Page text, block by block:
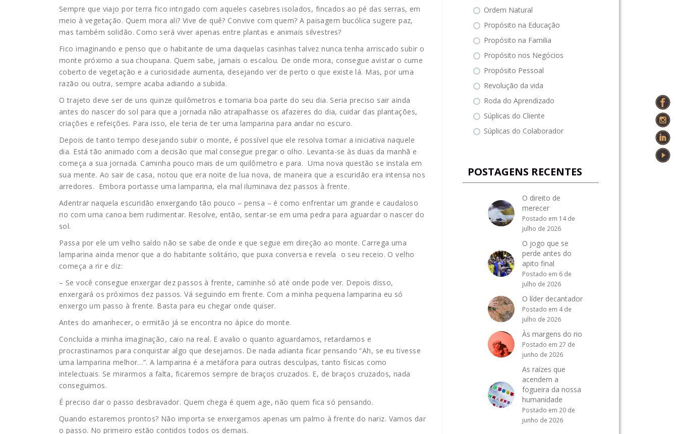
Sempre que viajo por terra fico intrigado com aqueles casebres isolados, fincados ao pé das serras, em
meio à vegetação. Quem mora ali? Vive de quê? Convive com quem? A paisagem bucólica sugere paz,
mas também solidão. Como será viver apenas entre plantas e animais silvestres?
Fico imaginando e penso que o habitante de uma daquelas casinhas talvez nunca tenha arriscado subir o
monte próximo a sua choupana. Quem sabe, jamais o escalou. De onde mora, consegue avistar o cume
coberto de vegetação e a curiosidade aumenta, desejando ver de perto o que existe lá. Mas, por uma
razão ou outra, sempre acaba adiando a subida.
O trajeto deve ser de uns quinze quilômetros e tomaria boa parte do seu dia. Seria preciso sair ainda
antes do nascer do sol para que a jornada não atrapalhasse os afazeres do dia, cuidar das plantações,
criações e refeições. Para isso, ele teria de ter uma lamparina para andar no escuro.
Depois de tanto tempo desejando subir o monte, é possível que ele resolva tomar a iniciativa naquele
dia. Está tão animado com a decisão que mal consegue pregar o olho. Levanta-se às duas da manhã e
começa a sua jornada. Caminha pouco mais de um quilômetro e para. Uma nova questão se instala em
sua mente. Ao sair de casa, notou que era noite de lua nova, de maneira que a escuridão era intensa nos
arredores. Embora portasse uma lamparina, ela mal iluminava dez passos à frente.
Adentrar naquela escuridão enxergando tão pouco – pensa – é como enfrentar um grande e caudaloso
rio com uma canoa bem rudimentar. Resolve, então, sentar-se em uma pedra para aguardar o nascer do
sol.
Passa por ele um velho saído não se sabe de onde e que segue em direção ao monte. Carrega uma
lamparina ainda menor que a do habitante solitário, que puxa conversa e revela o seu receio. O velho
começa a rir e diz:
– Se você consegue enxergar dez passos à frente, caminhe só até onde pode ver. Depois disso,
enxergará os próximos dez passos. Vá seguindo em frente. Com a minha pequena lamparina eu só
enxergo um passo à frente. Basta para eu chegar onde quiser.
Antes do amanhecer, o ermitão já se encontra no ápice do monte.
Concluída a minha imaginação, caio na real. E avalio o quanto aguardamos, retardamos e
procrastinamos para conquistar algo que desejamos. De nada adianta ficar pensando “Ah, se eu tivesse
uma lamparina melhor…”. A lamparina é a metáfora para outras desculpas, tanto físicas como
intelectuais. Se mirarmos a falta, ficaremos sempre de braços cruzados. E, de braços cruzados, nada
conseguimos.
É preciso dar o passo desbravador. Quem chega é quem age, não quem fica só pensando.
Quando estaremos prontos? Não importa se enxergamos apenas um palmo à frente do nariz. Vamos dar
o passo. No primeiro estão contidos todos os demais.
Ordem Natural
Propósito na Educação
Propósito na Familia
Propósito nos Negócios
Propósito Pessoal
Revolução da vida
Roda do Aprendizado
Súplicas do Cliente
Súplicas do Colaborador
POSTAGENS RECENTES
O direito de
merecer
Postado em 14 de
julho de 2026
O jogo que se
perde antes do
apito final
Postado em 6 de
julho de 2026
O líder decantador
Postado em 4 de
julho de 2026
Às margens do rio
Postado em 27 de
junho de 2026
As raízes que
acendem a
fogueira da nossa
humanidade
Postado em 20 de
junho de 2026